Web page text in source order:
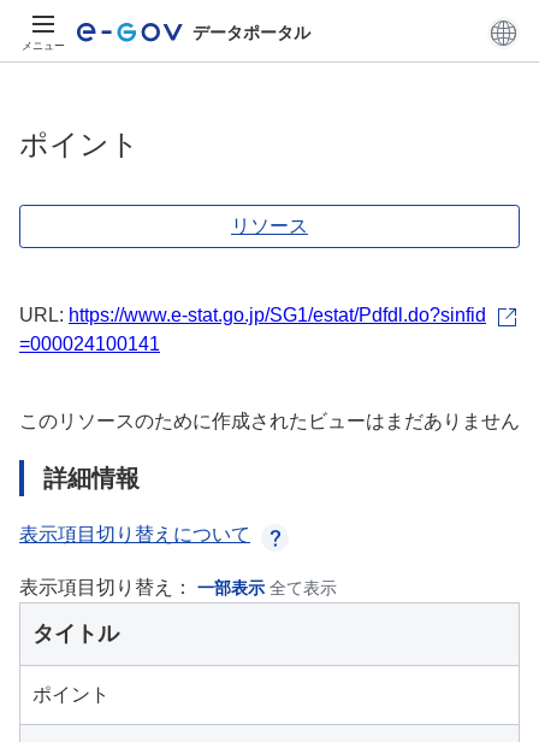
メニュー
データポータル
ポイント
リソース
URL: https://www.e-stat.go.jp/SG1/estat/Pdfdl.do?sinfid
=000024100141
このリソースのために作成されたビューはまだありません
詳細情報
表示項目切り替えについて
表示項目切り替え： 一部表示 全て表示
タイトル
ポイント